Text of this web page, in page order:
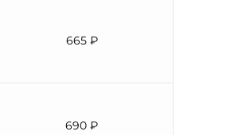
665 ₽
690 ₽